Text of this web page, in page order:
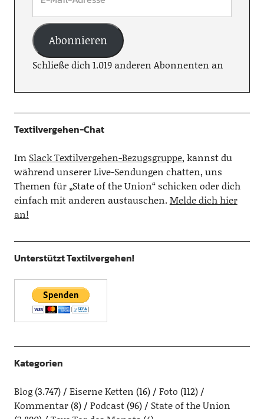
Abonnieren
Schließe dich 1.019 anderen Abonnenten an
Textilvergehen-Chat
Im Slack Textilvergehen-Bezugsgruppe, kannst du
während unserer Live-Sendungen chatten, uns
Themen für „State of the Union“ schicken oder dich
einfach mit anderen austauschen.Melde dich hier
an!
Unterstützt Textilvergehen!
Kategorien
Blog(3.747) Eiserne Ketten (16) Foto (112)
Kommentar(8) Podcast(96)
State of the Union